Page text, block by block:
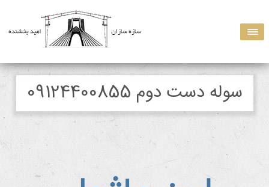
سوله دست دوم 09124400855